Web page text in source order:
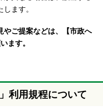
ます。
やご提案などは、【市政へ
ます。
利用規程について